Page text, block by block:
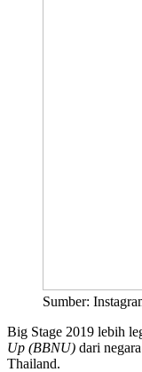
Sumber:
Big Stage 2019 lebih
Up (BBNU) dari
Thailand.